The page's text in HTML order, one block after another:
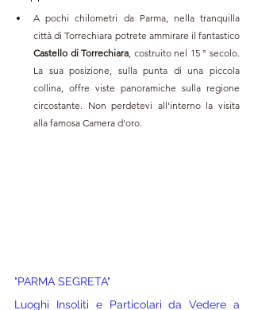
A pochi chilometri da Parma, nella tranquilla
Castello di Torrechiara, costruito nel 15 ° secolo.
La sua posizione, sulla punta di una piccola
collina, offre viste panoramiche sulla regione
circostante. Non perdetevi all'interno la visita
alla famosa Camera d'oro.
"PARMA SEGRETA"
Luoghi Insoliti e Particolari da Vedere a